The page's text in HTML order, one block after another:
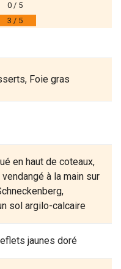
0 / 5
3 / 5
Foie gras
en haut de coteaux,
à la main sur
sol argilo-calcaire
jaunes doré